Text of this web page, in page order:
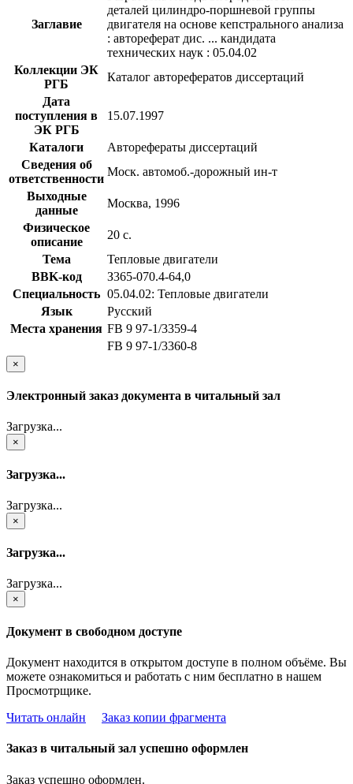
Заглавие
деталей цилиндро-поршневой группы
двигателя на основе кепстрального анализа
: автореферат дис. ... кандидата
технических наук : 05.04.02
Коллекции ЭК
РГБ
Каталог авторефератов диссертаций
Дата
поступления в
ЭК РГБ
15.07.1997
Каталоги
Авторефераты диссертаций
Сведения об
ответственности
Моск. автомоб.-дорожный ин-т
Выходные
данные
Москва, 1996
Физическое
описание
20 с.
Тема
Тепловые двигатели
BBK-код
З365-070.4-64,0
Специальность 05.04.02: Тепловые двигатели
Язык
Русский
Места хранения FB 9 97-1/3359-4
FB 9 97-1/3360-8
×
Электронный заказ документа в читальный зал
Загрузка...
×
Загрузка...
Загрузка...
×
Загрузка...
Загрузка...
×
Документ в свободном доступе
Документ находится в открытом доступе в полном объёме. Вы
можете ознакомиться и работать с ним бесплатно в нашем
Просмотрщике.
Читать онлайн
Заказ копии фрагмента
Заказ в читальный зал успешно оформлен
Заказ успешно оформлен.